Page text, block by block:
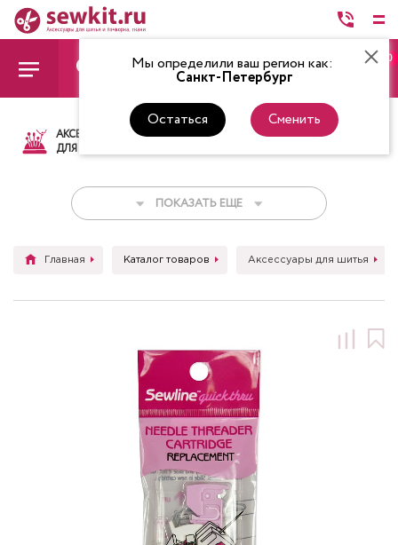
Мы определили ваш регион как:
Санкт-Петербург
Остаться Сменить
0
АКСЕССУАРЫ
ДЛЯ ШИТЬЯ
ТКАНИ НИТКИ
ПОКАЗАТЬ ЕЩЕ
Главная Каталог товаров Аксессуары для шитья